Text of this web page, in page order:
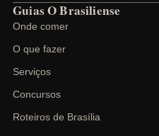
Guias O Brasiliense
Onde comer
O que fazer
Serviços
Concursos
Roteiros de Brasília